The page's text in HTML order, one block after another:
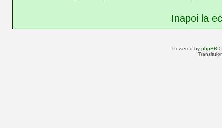
Inapoi la
Powered by phpBB